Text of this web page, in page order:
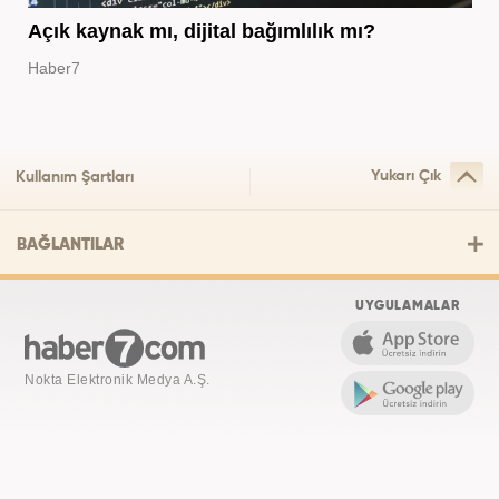
Açık kaynak mı, dijital bağımlılık mı?
Haber7
Kullanım Şartları Yukarı Çık
BAĞLANTILAR
Nokta Elektronik Medya A.Ş.
UYGULAMALAR